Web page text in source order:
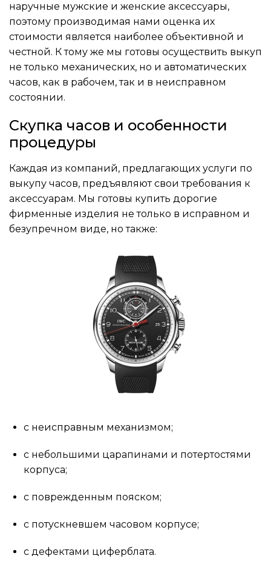
наручные мужские и женские аксессуары,
поэтому производимая нами оценка их
стоимости является наиболее объективной и
честной. К тому же мы готовы осуществить выкуп
не только механических, но и автоматических
часов, как в рабочем, так и в неисправном
состоянии.
Скупка часов и особенности
процедуры
Каждая из компаний, предлагающих услуги по
выкупу часов, предъявляют свои требования к
аксессуарам. Мы готовы купить дорогие
фирменные изделия не только в исправном и
безупречном виде, но также:
с неисправным механизмом;
с небольшими царапинами и потертостями
корпуса;
с поврежденным пояском;
с потускневшем часовом корпусе;
с дефектами циферблата.